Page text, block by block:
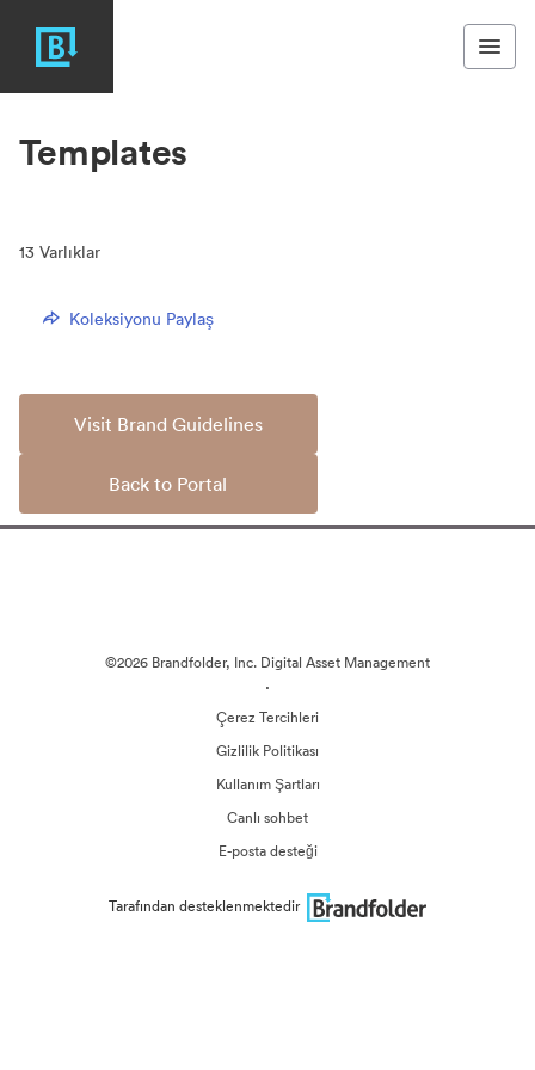
Templates
13 Varlıklar
Koleksiyonu Paylaş
Visit Brand Guidelines
Back to Portal
©2026 Brandfolder, Inc. Digital Asset Management
·
Çerez Tercihleri
Gizlilik Politikası
Kullanım Şartları
Canlı sohbet
E-posta desteği
Tarafından desteklenmektedir